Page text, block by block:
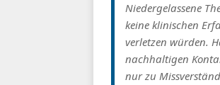
Niedergelassene
keine klinischen
verletzen würden.
nachhaltigen
nur zu